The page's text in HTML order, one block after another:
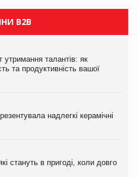
B2B
утримання талантів: як
та продуктивність вашої
надлегкі керамічні
стануть в пригоді, коли довго